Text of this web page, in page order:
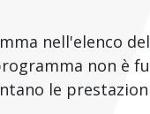
nell'elenco
non è
le